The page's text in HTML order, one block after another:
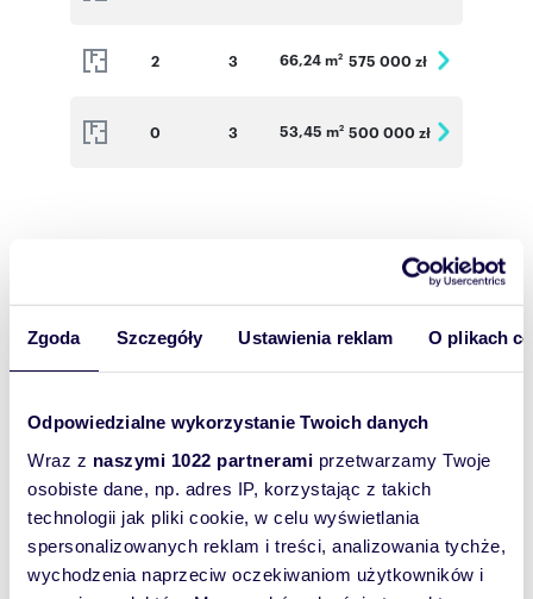
Zgoda Szczegóły Ustawienia reklam O plikach
Odpowiedzialne wykorzystanie Twoich danych
Wraz z naszymi 1022 partnerami przetwarzamy Twoje
osobiste dane, np. adres IP, korzystając z takich
technologii jak pliki cookie, w celu wyświetlania
spersonalizowanych reklam i treści, analizowania tychże,
wychodzenia naprzeciw oczekiwaniom użytkowników i
2 3 66,24 m2 575 000 zł
0 3 53,45 m2 500 000 zł
nieruchomości